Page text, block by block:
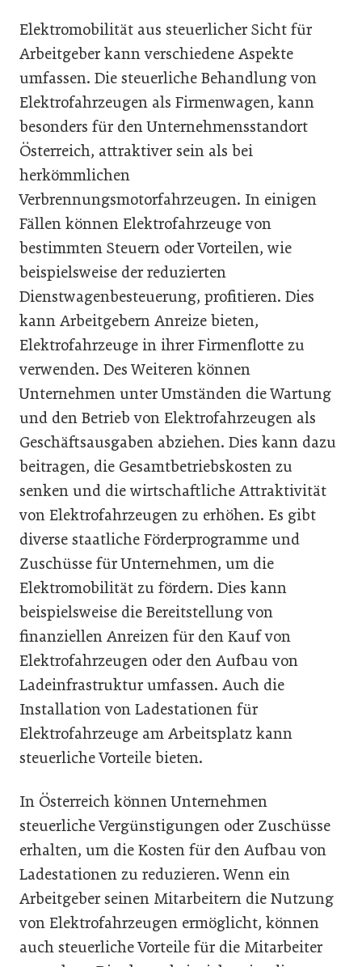
Elektromobilität aus steuerlicher Sicht für
Arbeitgeber kann verschiedene Aspekte
umfassen. Die steuerliche Behandlung von
Elektrofahrzeugen als Firmenwagen, kann
besonders für den Unternehmensstandort
Österreich, attraktiver sein als bei
herkömmlichen
Verbrennungsmotorfahrzeugen. In einigen
Fällen können Elektrofahrzeuge von
bestimmten Steuern oder Vorteilen, wie
beispielsweise der reduzierten
Dienstwagenbesteuerung, profitieren. Dies
kann Arbeitgebern Anreize bieten,
Elektrofahrzeuge in ihrer Firmenflotte zu
verwenden. Des Weiteren können
Unternehmen unter Umständen die Wartung
und den Betrieb von Elektrofahrzeugen als
Geschäftsausgaben abziehen. Dies kann dazu
beitragen, die Gesamtbetriebskosten zu
senken und die wirtschaftliche Attraktivität
von Elektrofahrzeugen zu erhöhen. Es gibt
diverse staatliche Förderprogramme und
Zuschüsse für Unternehmen, um die
Elektromobilität zu fördern. Dies kann
beispielsweise die Bereitstellung von
finanziellen Anreizen für den Kauf von
Elektrofahrzeugen oder den Aufbau von
Ladeinfrastruktur umfassen. Auch die
Installation von Ladestationen für
Elektrofahrzeuge am Arbeitsplatz kann
steuerliche Vorteile bieten.
In Österreich können Unternehmen
steuerliche Vergünstigungen oder Zuschüsse
erhalten, um die Kosten für den Aufbau von
Ladestationen zu reduzieren. Wenn ein
Arbeitgeber seinen Mitarbeitern die Nutzung
von Elektrofahrzeugen ermöglicht, können
auch steuerliche Vorteile für die Mitarbeiter